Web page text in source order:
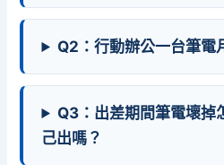
Q2：行動辦公一台筆電
Q3：出差期間筆電壞掉
己出嗎？